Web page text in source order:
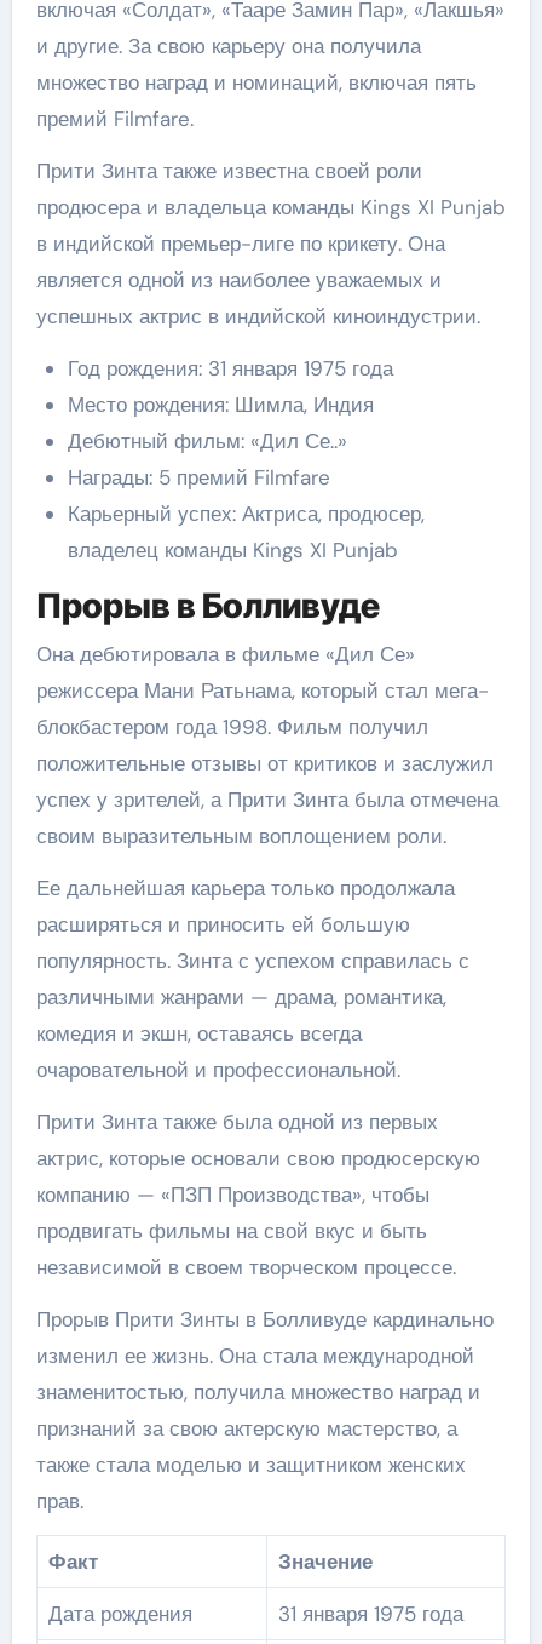
включая «Солдат», «Тааре Замин Пар», «Лакшья»
и другие. За свою карьеру она получила
множество наград и номинаций, включая пять
премий Filmfare.
Прити Зинта также известна своей роли
продюсера и владельца команды Kings XI Punjab
в индийской премьер-лиге по крикету. Она
является одной из наиболее уважаемых и
успешных актрис в индийской киноиндустрии.
Год рождения: 31 января 1975 года
Место рождения: Шимла, Индия
Дебютный фильм: «Дил Се..»
Награды: 5 премий Filmfare
Карьерный успех: Актриса, продюсер,
владелец команды Kings XI Punjab
Прорыв в Болливуде
Она дебютировала в фильме «Дил Се»
режиссера Мани Ратьнама, который стал мега-
блокбастером года 1998. Фильм получил
положительные отзывы от критиков и заслужил
успех у зрителей, а Прити Зинта была отмечена
своим выразительным воплощением роли.
Ее дальнейшая карьера только продолжала
расширяться и приносить ей большую
популярность. Зинта с успехом справилась с
различными жанрами — драма, романтика,
комедия и экшн, оставаясь всегда
очаровательной и профессиональной.
Прити Зинта также была одной из первых
актрис, которые основали свою продюсерскую
компанию — «ПЗП Производства», чтобы
продвигать фильмы на свой вкус и быть
независимой в своем творческом процессе.
Прорыв Прити Зинты в Болливуде кардинально
изменил ее жизнь. Она стала международной
знаменитостью, получила множество наград и
признаний за свою актерскую мастерство, а
также стала моделью и защитником женских
прав.
Факт
Значение
Дата рождения
31 января 1975 года